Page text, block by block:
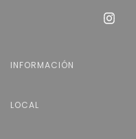
INFORMACIÓN
LOCAL